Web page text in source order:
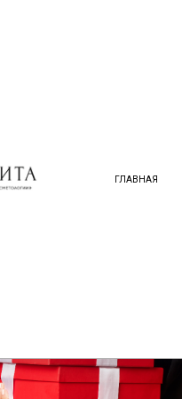
ГЛАВНАЯ